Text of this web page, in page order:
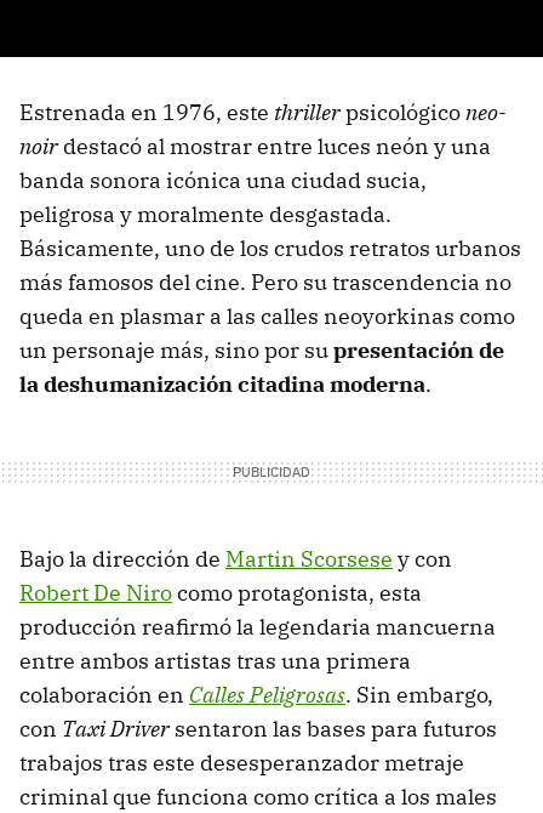
Estrenada en 1976, este thrillerpsicológiconeo-
noirdestacó al mostrar entre luces neón y una
banda sonora icónica una ciudad sucia,
peligrosa y moralmente desgastada.
Básicamente, uno de los crudos retratos urbanos
más famosos del cine. Pero su trascendencia no
queda en plasmar a las calles neoyorkinas como
un personaje más, sino por supresentación de
ladeshumanización citadina moderna.
Bajo la dirección de Martin Scorsese y con
Robert De Nirocomo protagonista, esta
producción reafirmó la legendaria mancuerna
entre ambos artistas tras una primera
colaboración en Calles Peligrosas. Sin embargo,
con Taxi Driversentaron las bases para futuros
trabajos tras este desesperanzador metraje
criminal que funciona como crítica a los males